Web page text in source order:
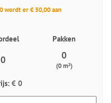
wordt er € 50,00 aan
Pakken
0
(0 m²)
€ 0